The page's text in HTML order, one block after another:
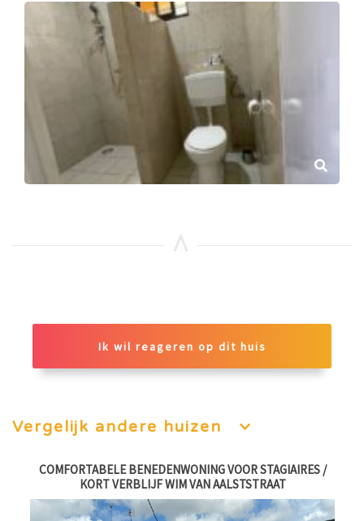
Ik wil reageren op dit huis
Vergelijk andere huizen
COMFORTABELE BENEDENWONING VOOR STAGIAIRES /
KORT VERBLIJF WIM VAN AALSTSTRAAT